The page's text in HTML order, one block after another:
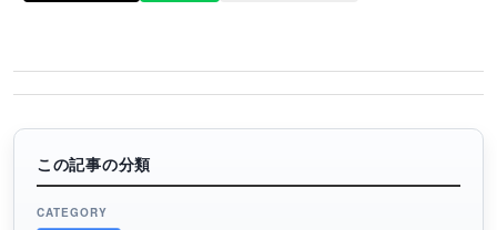
この記事の分類
CATEGORY